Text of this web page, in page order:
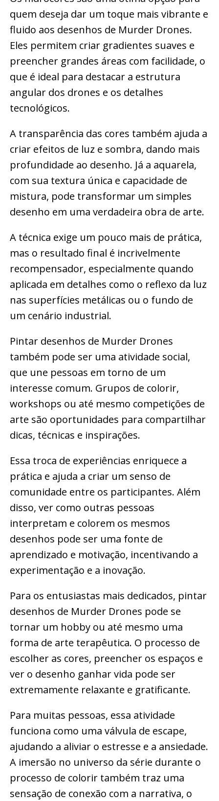
quem deseja dar um toque mais vibrante e
fluido aos desenhos de Murder Drones.
Eles permitem criar gradientes suaves e
preencher grandes áreas com facilidade, o
que é ideal para destacar a estrutura
angular dos drones e os detalhes
tecnológicos.
A transparência das cores também ajuda a
criar efeitos de luz e sombra, dando mais
profundidade ao desenho. Já a aquarela,
com sua textura única e capacidade de
mistura, pode transformar um simples
desenho em uma verdadeira obra de arte.
A técnica exige um pouco mais de prática,
mas o resultado final é incrivelmente
recompensador, especialmente quando
aplicada em detalhes como o reflexo da luz
nas superfícies metálicas ou o fundo de
um cenário industrial.
Pintar desenhos de Murder Drones
também pode ser uma atividade social,
que une pessoas em torno de um
interesse comum. Grupos de colorir,
workshops ou até mesmo competições de
arte são oportunidades para compartilhar
dicas, técnicas e inspirações.
Essa troca de experiências enriquece a
prática e ajuda a criar um senso de
comunidade entre os participantes. Além
disso, ver como outras pessoas
interpretam e colorem os mesmos
desenhos pode ser uma fonte de
aprendizado e motivação, incentivando a
experimentação e a inovação.
Para os entusiastas mais dedicados, pintar
desenhos de Murder Drones pode se
tornar um hobby ou até mesmo uma
forma de arte terapêutica. O processo de
escolher as cores, preencher os espaços e
ver o desenho ganhar vida pode ser
extremamente relaxante e gratificante.
Para muitas pessoas, essa atividade
funciona como uma válvula de escape,
ajudando a aliviar o estresse e a ansiedade.
A imersão no universo da série durante o
processo de colorir também traz uma
sensação de conexão com a narrativa, o